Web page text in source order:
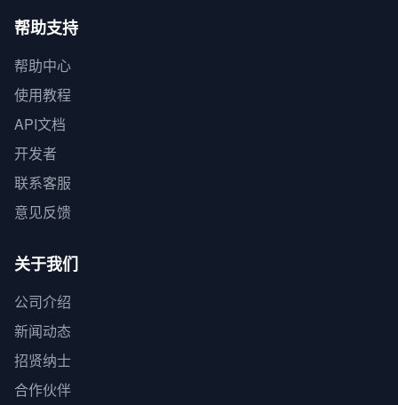
帮助支持
帮助中心
使用教程
API文档
开发者
联系客服
意见反馈
关于我们
公司介绍
新闻动态
招贤纳士
合作伙伴